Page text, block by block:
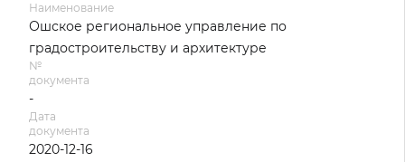
Наименование
Ошское региональное управление по
градостроительству и архитектуре
№
документа
-
Дата
документа
2020-12-16